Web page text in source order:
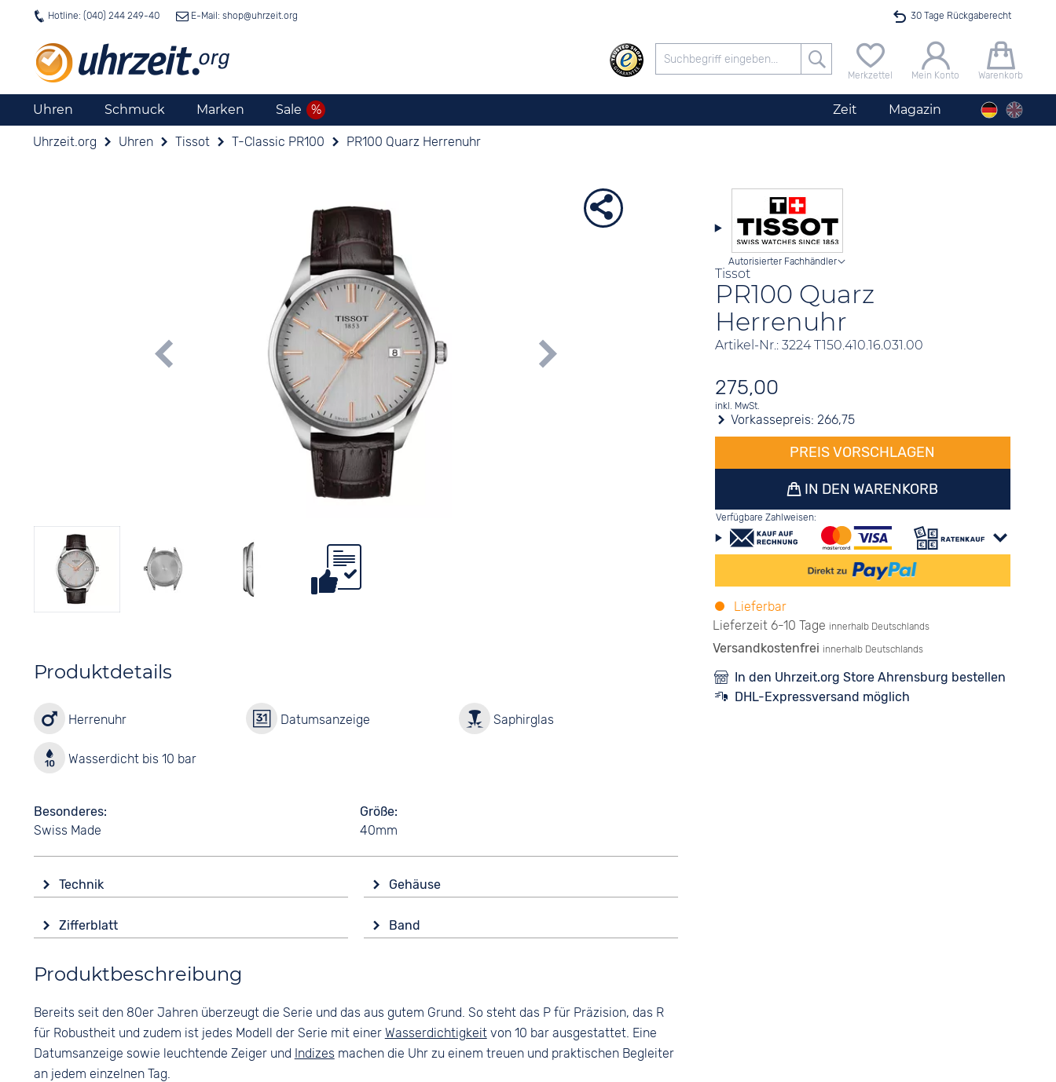
Hotline: (040) 244 249-40 E-Mail: shop@uhrzeit.org 30 Tage Rückgaberecht
Versandkostenfrei ab 40 €
24h Expresslieferung
100 Tage Niedrigpreisgarantie
Merkzettel Mein Konto Warenkorb
Uhren Schmuck Marken Sale Zeit Magazin
Uhrzeit.org Uhren Tissot T-Classic PR100 PR100 Quarz Herrenuhr
Tissot
PR100 Quarz
Herrenuhr
Artikel-Nr.: 3224 T150.410.16.031.00
Autorisierter Fachhändler
275,00
inkl. MwSt.
Vorkassepreis: 266,75
PREIS VORSCHLAGEN
IN DEN WARENKORB
Verfügbare Zahlweisen:
Lieferbar
Lieferzeit 6-10 Tage innerhalb Deutschlands
Versandkostenfrei innerhalb Deutschlands
In den Uhrzeit.org Store Ahrensburg bestellen
DHL-Expressversand möglich
Produktdetails
Herrenuhr Datumsanzeige Saphirglas
Wasserdicht bis 10 bar
Besonderes
Swiss Made
Größe
40mm
Technik
Batterie (Quarz)
Datumsanzeige
Leuchtzeiger / -ziffern
10 bar
Gehäuse
Saphirglas
Material
Edelstahl
Farbe
Zifferblatt
Analog
Gold
Ziffern
Keine
Band
Leder
Bandschließe
Produktbeschreibung
Bereits seit den 80er Jahren überzeugt die Serie und das aus gutem Grund. So steht das P für Präzision, das R
für Robustheit und zudem ist jedes Modell der Serie mit einer Wasserdichtigkeitvon 10 bar ausgestattet. Eine
Datumsanzeige sowie leuchtende Zeiger und Indizes machen die Uhr zu einem treuen und praktischen Begleiter
an jedem einzelnen Tag.